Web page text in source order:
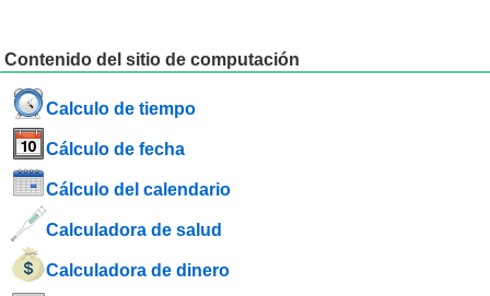
Contenido del sitio de computación
Calculo de tiempo
Cálculo de fecha
Cálculo del calendario
Calculadora de salud
Calculadora de dinero